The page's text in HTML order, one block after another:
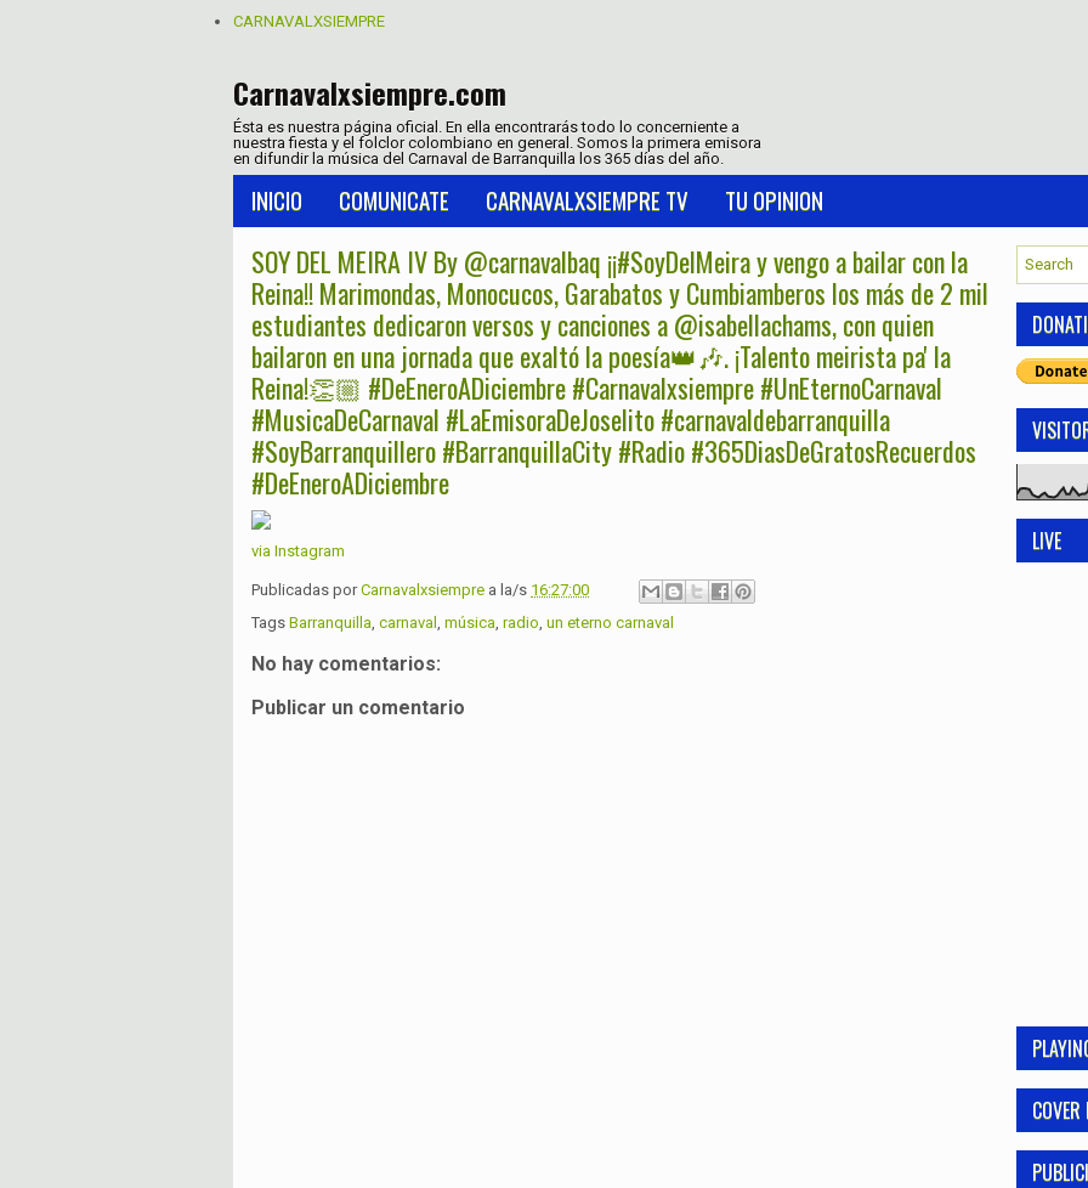
CARNAVALXSIEMPRE
Carnavalxsiempre.com
Ésta es nuestra página oficial. En ella encontrarás todo lo concerniente a
nuestra fiesta y el folclor colombiano en general. Somos la primera emisora
en difundir la música del Carnaval de Barranquilla los 365 días del año.
INICIO COMUNICATE CARNAVALXSIEMPRE TV TU OPINION
SOY DEL MEIRA IV By @carnavalbaq ¡¡#SoyDelMeira y vengo a bailar con la
Reina!! Marimondas, Monocucos, Garabatos y Cumbiamberos los más de 2 mil
estudiantes dedicaron versos y canciones a @isabellachams, con quien
bailaron en una jornada que exaltó la poesía👑🎶. ¡Talento meirista pa' la
Reina!👏🏼 #DeEneroADiciembre #Carnavalxsiempre #UnEternoCarnaval
#MusicaDeCarnaval #LaEmisoraDeJoselito #carnavaldebarranquilla
#SoyBarranquillero #BarranquillaCity #Radio #365DiasDeGratosRecuerdos
#DeEneroADiciembre
via Instagram
Publicadas porCarnavalxsiempre a la/s 16:27:00
Tags Barranquilla carnaval música radio un eterno carnaval
No hay comentarios:
Publicar un comentario
LIVE